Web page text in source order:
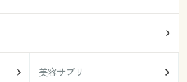
美容サプリ